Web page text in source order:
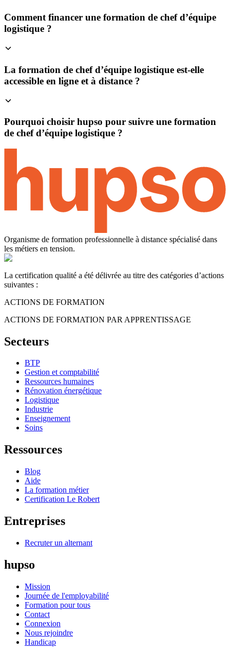
Comment financer une formation de chef d’équipe
logistique ?
La formation de chef d’équipe logistique est-elle
accessible en ligne et à distance ?
Pourquoi choisir hupso pour suivre une formation
de chef d’équipe logistique ?
Organisme de formation professionnelle à distance spécialisé dans
les métiers en tension.
La certification qualité a été délivrée au titre des catégories d’actions
suivantes :
ACTIONS DE FORMATION
ACTIONS DE FORMATION PAR APPRENTISSAGE
Secteurs
BTP
Gestion et comptabilité
Ressources humaines
Rénovation énergétique
Logistique
Industrie
Enseignement
Soins
Ressources
Blog
Aide
La formation métier
Certification Le Robert
Entreprises
Recruter un alternant
hupso
Mission
Journée de l'employabilité
Formation pour tous
Contact
Connexion
Nous rejoindre
Handicap